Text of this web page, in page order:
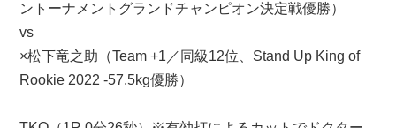
ントーナメントグランドチャンピオン決定戦優勝）
vs
×松下竜之助（Team +1／同級12位、Stand Up King of
Rookie 2022 -57.5kg優勝）